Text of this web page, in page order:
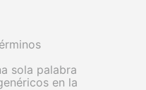
sola palabra
en la